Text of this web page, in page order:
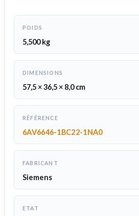
POIDS
5,500 kg
DIMENSIONS
57,5 × 36,5 × 8,0 cm
RÉFÉRENCE
6AV6646-1BC22-1NA0
FABRICANT
Siemens
ETAT